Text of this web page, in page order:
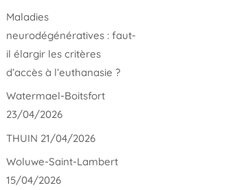
Maladies
neurodégénératives : faut-
il élargir les critères
d’accès à l’euthanasie ?
Watermael-Boitsfort
23/04/2026
THUIN 21/04/2026
Woluwe-Saint-Lambert
15/04/2026